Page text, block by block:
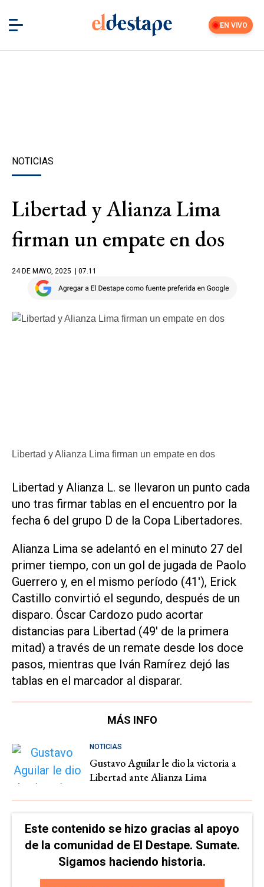
EN VIVO
NOTICIAS
Libertad y Alianza Lima
firman un empate en dos
24 DE MAYO, 2025 | 07.11
Libertad y Alianza Lima firman un empate en dos
Libertad y Alianza L. se llevaron un punto cada
uno tras firmar tablas en el encuentro por la
fecha 6 del grupo D de la Copa Libertadores.
Alianza Lima se adelantó en el minuto 27 del
primer tiempo, con un gol de jugada de Paolo
Guerrero y, en el mismo período (41'), Erick
Castillo convirtió el segundo, después de un
disparo. Óscar Cardozo pudo acortar
distancias para Libertad (49' de la primera
mitad) a través de un remate desde los doce
pasos, mientras que Iván Ramírez dejó las
tablas en el marcador al disparar.
MÁS INFO
NOTICIAS
Gustavo Aguilar le dio la victoria a
Libertad ante Alianza Lima
Este contenido se hizo gracias al apoyo
de la comunidad de El Destape. Sumate.
Sigamos haciendo historia.